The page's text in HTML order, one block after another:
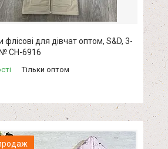
для дівчат оптом, S&D, 3-
№ CH-6916
Тільки оптом